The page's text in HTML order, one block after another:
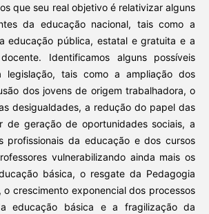
que seu real objetivo é relativizar alguns
da educação nacional, tais como a
educação pública, estatal e gratuita e a
Identificamos alguns possíveis
legislação, tais como a ampliação dos
dos jovens de origem trabalhadora, o
desigualdades, a redução do papel das
de geração de oportunidades sociais, a
profissionais da educação e dos cursos
vulnerabilizando ainda mais os
básica, o resgate da Pedagogia
o crescimento exponencial dos processos
educação básica e a fragilização da